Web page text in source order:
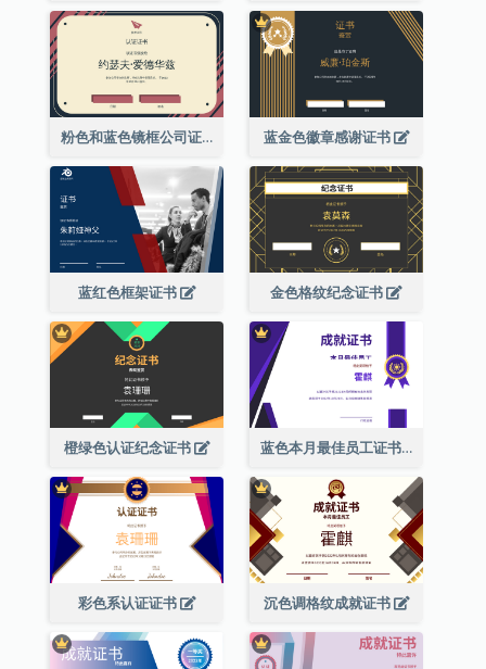
粉色和蓝色镜框公司证书 蓝金色徽章感谢证书
蓝红色框架证书 金色格纹纪念证书
橙绿色认证纪念证书 蓝色本月最佳员工证书(附标志)
彩色系认证证书 沉色调格纹成就证书